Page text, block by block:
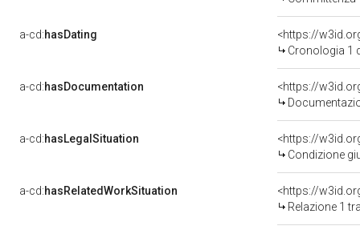
a-cd:hasDating
<https://
Cronologia 1
a-cd:hasDocumentation
a-cd:hasLegalSituation
Condizione
a-cd:hasRelatedWorkSituation
Relazione 1